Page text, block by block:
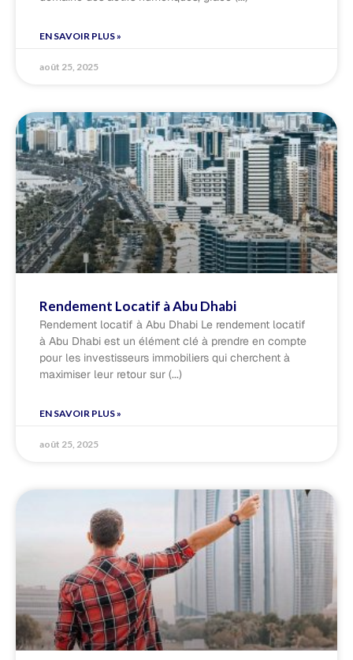
EN SAVOIR PLUS »
août 25, 2025
Rendement Locatif à Abu Dhabi
Rendement locatif à Abu Dhabi Le rendement locatif
à Abu Dhabi est un élément clé à prendre en compte
pour les investisseurs immobiliers qui cherchent à
maximiser leur retour sur
EN SAVOIR PLUS »
août 25, 2025